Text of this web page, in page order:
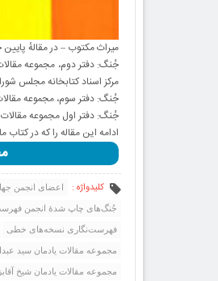
میراث مکتوب – در مقالهٔ
جُنگ: دفتر دوم، مجموعه
مرکز اسناد کتابخانه مجلس
جُنگ: دفتر سوم، مجموعه
جُنگ: دفتر اول مجموعه مقالات
ادامه این مقاله را که در
کلیدواژه : اعضای انجمن
جُنگ‌های چاپ شدهٔ انجمن
فهرست‌نگاری نسخه‌های خطی
مجموعه ‌مقالات یادمان سید
مجموعه مقالات یادمان شیخ